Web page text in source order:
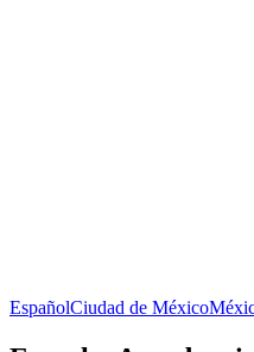
EspañolCiudad de México